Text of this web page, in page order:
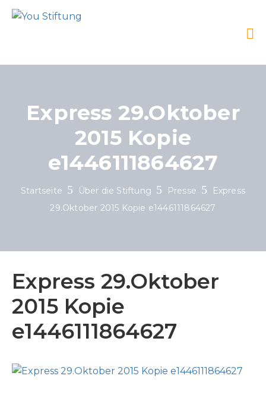
Express 29.Oktober
2015 Kopie
e1446111864627
Startseite Über die Stiftung Presse
Express
29.Oktober 2015 Kopie e1446111864627
Express 29.Oktober
2015 Kopie
e1446111864627